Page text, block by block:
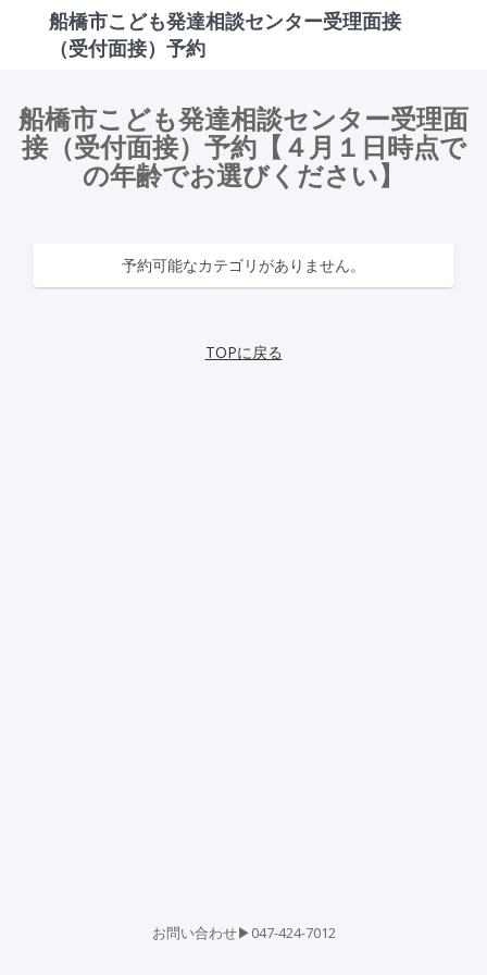
船橋市こども発達相談センター受理面接
（受付面接）予約
船橋市こども発達相談センター受理面
接（受付面接）予約【４月１日時点で
の年齢でお選びください】
予約可能なカテゴリがありません。
TOPに戻る
お問い合わせ▶047-424-7012